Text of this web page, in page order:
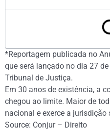
*Reportagem publicada no
que será lançado no dia 27
Tribunal de Justiça.
Em 30 anos de existência, a
chegou ao limite. Maior de
nacional e exerce a jurisdição
Source: Conjur – Direito